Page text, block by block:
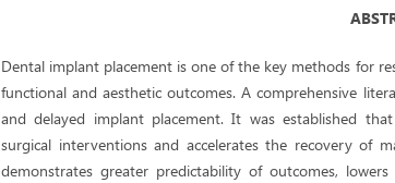
Dental implant placement is one of the key methods for
functional and aesthetic outcomes. A comprehensive
and delayed implant placement. It was established
surgical interventions and accelerates the recovery of
demonstrates greater predictability of outcomes,